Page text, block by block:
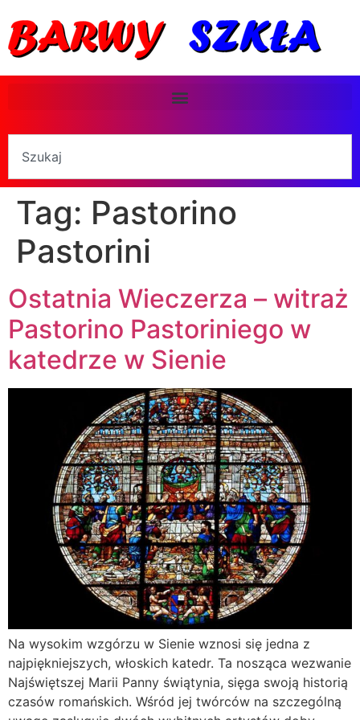
Tag: Pastorino
Pastorini
Ostatnia Wieczerza – witraż
Pastorino Pastoriniego w
katedrze w Sienie
Na wysokim wzgórzu w Sienie wznosi się jedna z
najpiękniejszych, włoskich katedr. Ta nosząca wezwanie
Najświętszej Marii Panny świątynia, sięga swoją historią
czasów romańskich. Wśród jej twórców na szczególną